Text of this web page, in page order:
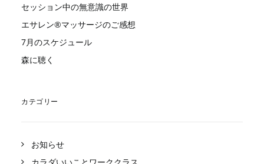
セッション中の無意識の世界
エサレン®︎マッサージのご感想
7月のスケジュール
森に聴く
カテゴリー
お知らせ